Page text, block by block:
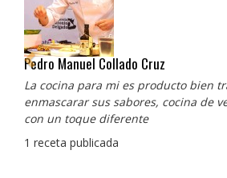
Pedro Manuel Collado Cruz
La cocina para mi es producto bien
enmascarar sus sabores, cocina de
con un toque diferente
1 receta publicada